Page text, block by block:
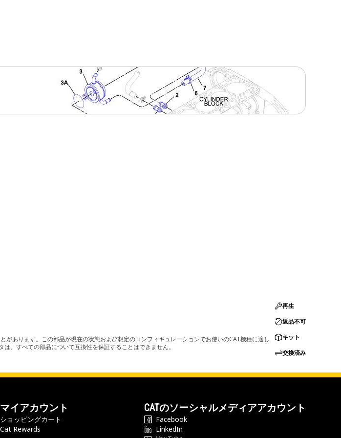
あります。この部品が現在の状態および想定のコンフィギュレーションでお使いのCAT機種に適し
、すべての部品について互換性を保証することはできません。
再生
返品不可
キット
交換済み
マイアカウント
ショッピングカート
Cat Rewards
CATのソーシャルメディアアカウント
Facebook
LinkedIn